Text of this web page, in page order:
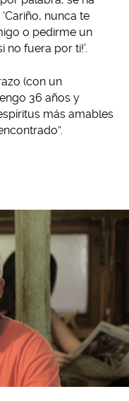
nunca te
o pedirme un
no fuera por ti!’.
(con un
36 años y
más amables